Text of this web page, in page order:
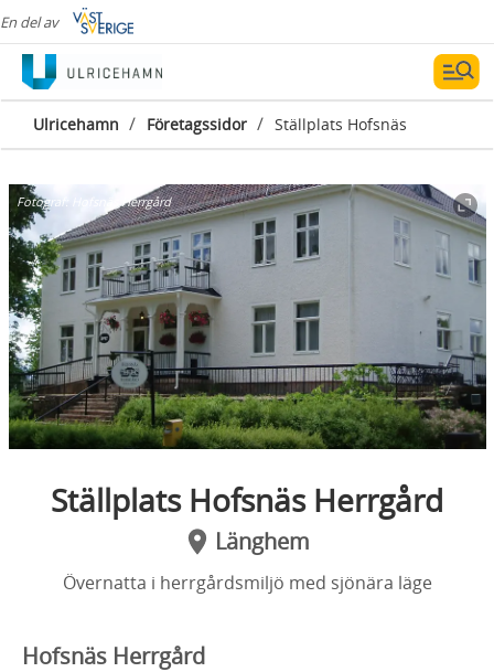
En del av
Ulricehamn / Företagssidor / Ställplats Hofsnäs
Fotograf: Hofsnäs Herrgård
Ställplats Hofsnäs Herrgård
Länghem
Övernatta i herrgårdsmiljö med sjönära läge
Hofsnäs Herrgård